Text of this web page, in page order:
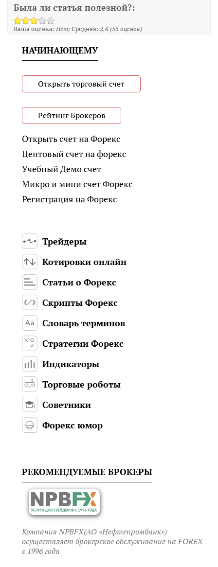
Была ли статья полезной?:
Ваша оценка: Нет Средняя: 2.6(55оценок)
НАЧИНАЮЩЕМУ
Открыть торговый счет
Рейтинг Брокеров
Открыть счет на Форекс
Центовый счет на форекс
Учебный Демо счет
Микро и мини счет Форекс
Регистрация на Форекс
Трейдеры
Котировки онлайн
Статьи о Форекс
Скрипты Форекс
Словарь терминов
Стратегии Форекс
Индикаторы
Торговые роботы
Советники
Форекс юмор
РЕКОМЕНДУЕМЫЕ БРОКЕРЫ
Компания NPBFX(АО «Нефтепромбанк»)
осуществляет брокерское обслуживание на FOREX
c 1996 года